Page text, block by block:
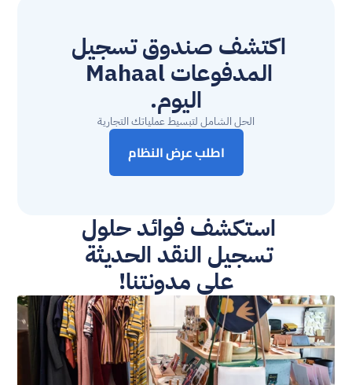
اليوم.
الحل الشامل لتبسيط عملياتك التجارية
اطلب عرض النظام
على مدونتنا!